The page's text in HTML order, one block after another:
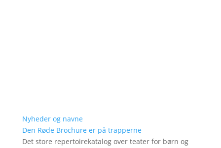
Nyheder og navne
Den Røde Brochure er på trapperne
Det store repertoirekatalog over teater for børn og